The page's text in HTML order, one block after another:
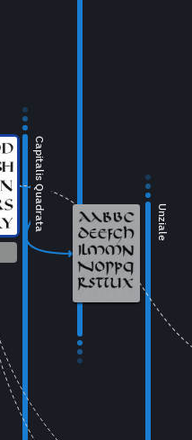
Capitalis Quadrata Unziale